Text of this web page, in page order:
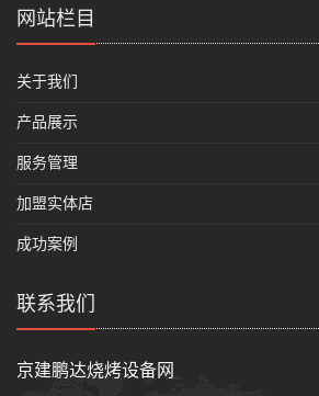
网站栏目
关于我们
产品展示
服务管理
加盟实体店
成功案例
联系我们
京建鹏达烧烤设备网